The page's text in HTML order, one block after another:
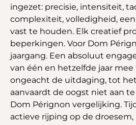
ingezet: precisie, intensiteit,
complexiteit, volledigheid,
vast te houden. Elk creatief
beperkingen. Voor Dom
jaargang. Een absoluut
van één en hetzelfde jaar
ongeacht de uitdaging, tot
aanvaardt de oogst niet aan
Dom Pérignon vergelijking.
actieve rijping op de